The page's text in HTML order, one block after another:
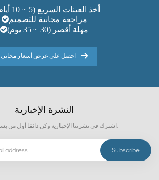
أخذ العينات السريع (5 ~ 10 أيام)
مراجعة مجانية للتصميم
مهلة أقصر (30 ~ 35 يوم)
احصل على عرض أسعار مجاني
النشرة الإخبارية